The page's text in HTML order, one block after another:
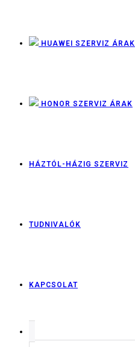
HUAWEI SZERVIZ ÁRAK
HONOR SZERVIZ ÁRAK
HÁZTÓL-HÁZIG SZERVIZ
TUDNIVALÓK
KAPCSOLAT